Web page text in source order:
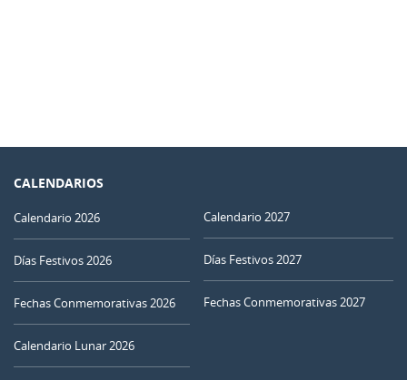
CALENDARIOS
Calendario 2026
Días Festivos 2026
Fechas Conmemorativas 2026
Calendario Lunar 2026
Calendario 2027
Días Festivos 2027
Fechas Conmemorativas 2027